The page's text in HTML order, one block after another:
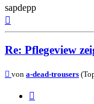
sapdepp
Re: Pflegeview
Beitrag
von a-dead-trousers